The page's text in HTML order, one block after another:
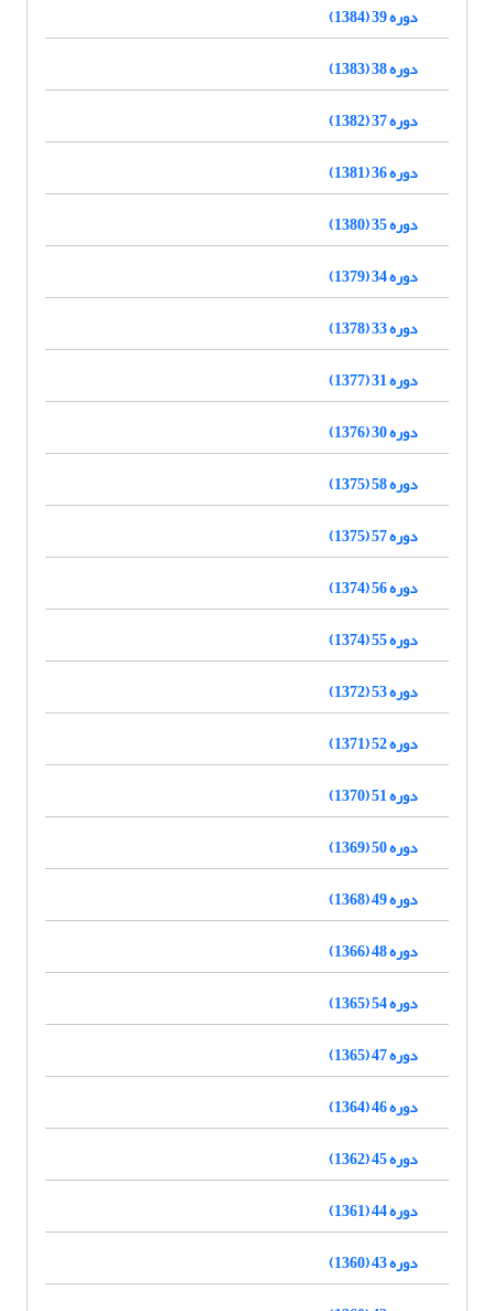
دوره 39 (1384)
دوره 38 (1383)
دوره 37 (1382)
دوره 36 (1381)
دوره 35 (1380)
دوره 34 (1379)
دوره 33 (1378)
دوره 31 (1377)
دوره 30 (1376)
دوره 58 (1375)
دوره 57 (1375)
دوره 56 (1374)
دوره 55 (1374)
دوره 53 (1372)
دوره 52 (1371)
دوره 51 (1370)
دوره 50 (1369)
دوره 49 (1368)
دوره 48 (1366)
دوره 54 (1365)
دوره 47 (1365)
دوره 46 (1364)
دوره 45 (1362)
دوره 44 (1361)
دوره 43 (1360)